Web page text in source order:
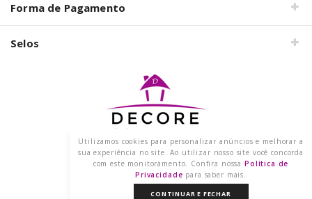
Forma de Pagamento
Selos
Razão Social: DECORE COM PAPEL LTDA
CNPJ: 15.473.249/0001-91
2021 @ Todos os direitos reservados.
Utilizamos cookies para personalizar anúncios e melhorar a
sua experiência no site. Ao utilizar nosso site você concorda
com este monitoramento. Confira nossa Política de
Privacidade para saber mais.
CONTINUAR E FECHAR